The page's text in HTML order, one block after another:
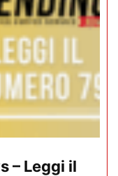
– Leggi il